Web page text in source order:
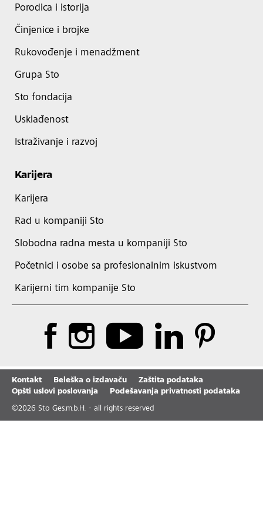
Porodica i istorija
Činjenice i brojke
Rukovođenje i menadžment
Grupa Sto
Sto fondacija
Usklađenost
Istraživanje i razvoj
Karijera
Karijera
Rad u kompaniji Sto
Slobodna radna mesta u kompaniji Sto
Početnici i osobe sa profesionalnim iskustvom
Karijerni tim kompanije Sto
Kontakt Beleška o izdavaču
Zaštita podataka
Opšti uslovi poslovanja
Podešavanja privatnosti podataka
©2026 Sto Ges.m.b.H. - all rights reserved